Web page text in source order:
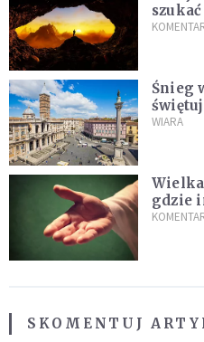
Śnieg
WIARA
gdzie
SKOMENTUJ